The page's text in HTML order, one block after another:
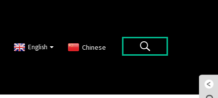
English Chinese